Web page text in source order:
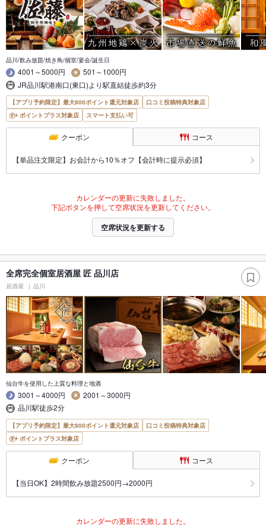
品川/飲み放題/焼き鳥/個室/宴会/誕生日
4001～5000円
501～1000円
JR品川駅港南口(東口)より駅直結徒歩約3分
【アプリ予約限定】最大800ポイント還元対象店
口コミ投稿特典対象店
ポイントプラス対象店
スマート支払い可
クーポン コース
【単品注文限定】お会計から10％オフ【会計時に提示必須】
カレンダーの更新に失敗しました。
下記ボタンを押して空席状況を更新してください。
空席状況を更新する
全席完全個室居酒屋 匠 品川店
居酒屋 品川
仙台牛を使用した上質な料理と地酒
3001～4000円
2001～3000円
品川駅徒歩2分
【アプリ予約限定】最大800ポイント還元対象店
口コミ投稿特典対象店
ポイントプラス対象店
クーポン コース
【当日OK】2時間飲み放題2500円→2000円
カレンダーの更新に失敗しました。